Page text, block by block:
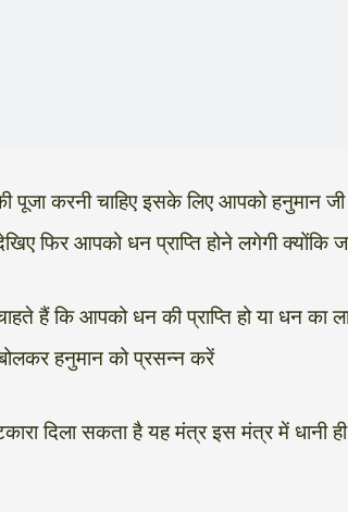
पूजा करनी चाहिए इसके लिए आपको हनुमान
फिर आपको धन प्राप्ति होने लगेगी क्योंकि
हैं कि आपको धन की प्राप्ति हो या धन का
हनुमान को प्रसन्न करें
दिला सकता है यह मंत्र इस मंत्र में धानी